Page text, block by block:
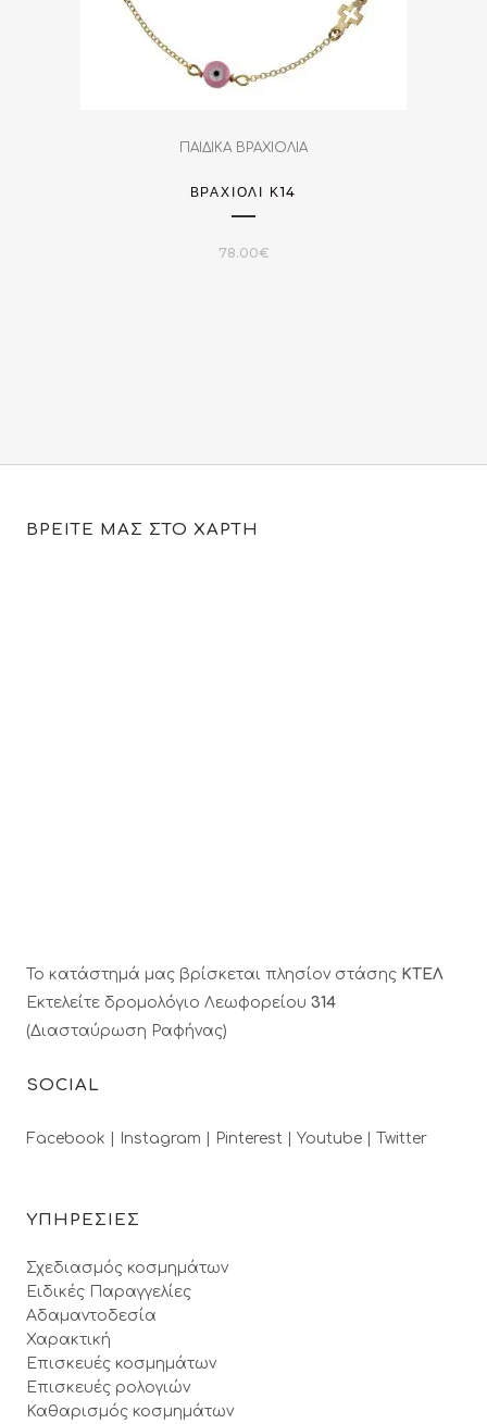
ΠΑΙΔΙΚΑ ΒΡΑΧΙΟΛΙΑ
ΒΡΑΧΙΌΛΙ Κ14
78.00€
ΒΡΕΙΤΕ ΜΑΣ ΣΤΟ ΧΑΡΤΗ
Το κατάστημά μας βρίσκεται πλησίον στάσης ΚΤΕΛ
Εκτελείτε δρομολόγιο Λεωφορείου 314
(Διασταύρωση Ραφήνας)
SOCIAL
Facebook | Instagram | Pinterest | Youtube | Twitter
ΥΠΗΡΕΣΙΕΣ
Σχεδιασμός κοσμημάτων
Ειδικές Παραγγελίες
Αδαμαντοδεσία
Χαρακτική
Επισκευές κοσμημάτων
Επισκευές ρολογιών
Καθαρισμός κοσμημάτων